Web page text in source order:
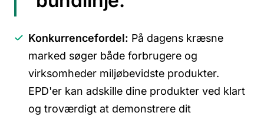
Konkurrencefordel: På dagens kræsne
marked søger både forbrugere og
virksomheder miljøbevidste produkter.
EPD'er kan adskille dine produkter ved klart
og troværdigt at demonstrere dit